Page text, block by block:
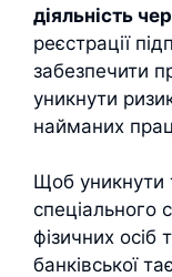
діяльність
реєстрації
забезпечити
уникнути
найманих
Щоб уникнути
спеціального
фізичних осіб
банківської